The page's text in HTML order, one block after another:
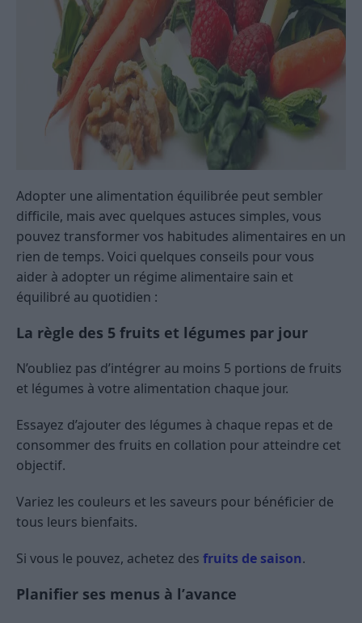
Adopter une alimentation équilibrée peut sembler
difficile, mais avec quelques astuces simples, vous
pouvez transformer vos habitudes alimentaires en un
rien de temps. Voici quelques conseils pour vous
aider à adopter un régime alimentaire sain et
équilibré au quotidien :
La règle des 5 fruits et légumes par jour
N’oubliez pas d’intégrer au moins 5 portions de fruits
et légumes à votre alimentation chaque jour.
Essayez d’ajouter des légumes à chaque repas et de
consommer des fruits en collation pour atteindre cet
objectif.
Variez les couleurs et les saveurs pour bénéficier de
tous leurs bienfaits.
Si vous le pouvez, achetez des fruits de saison.
Planifier ses menus à l’avance